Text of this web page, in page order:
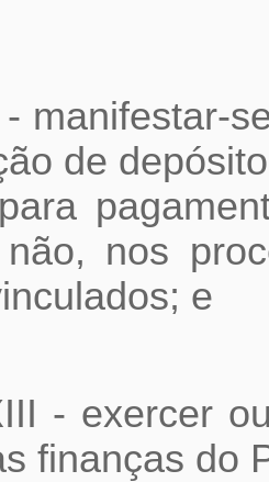
manifestar-
de
nos
e
- exercer
finanças do